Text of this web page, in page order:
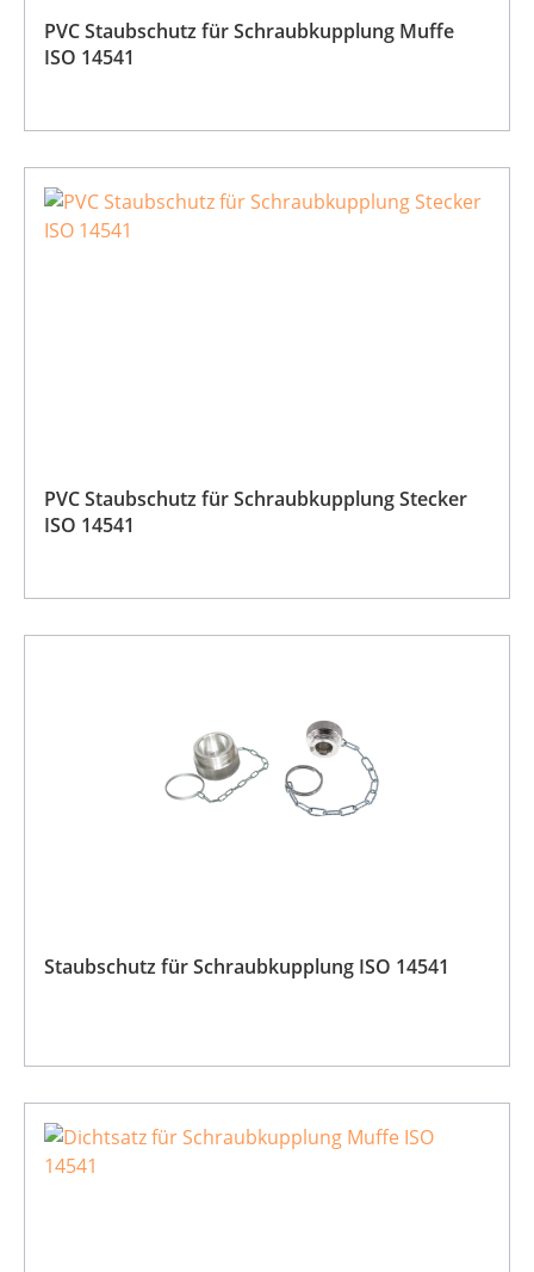
PVC Staubschutz für Schraubkupplung Muffe
ISO 14541
PVC Staubschutz für Schraubkupplung Stecker
ISO 14541
Staubschutz für Schraubkupplung ISO 14541